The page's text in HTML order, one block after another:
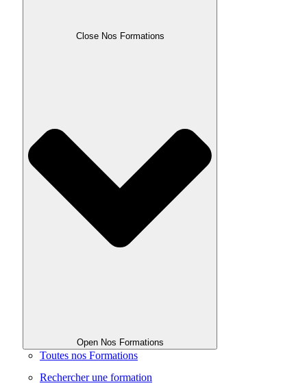
Close Nos Formations
Open Nos Formations
Toutes nos Formations
Rechercher une formation